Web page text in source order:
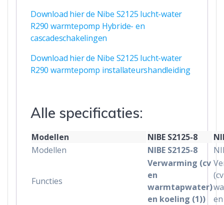
Download hier de Nibe S2125 lucht-water
R290 warmtepomp Hybride- en
cascadeschakelingen
Download hier de Nibe S2125 lucht-water
R290 warmtepomp installateurshandleiding
Alle specificaties:
Modellen NIBE S2125-8
Modellen
NIBE S2125-8
Functies
Verwarming (cv
en
warmtapwater)
en koeling (1))